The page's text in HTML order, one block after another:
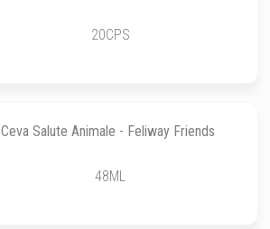
20CPS
Ceva Salute Animale - Feliway Friends
48ML